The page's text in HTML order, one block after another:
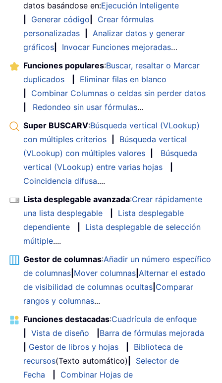
datos basándose en:Ejecución Inteligente
Generar código
Crear fórmulas
personalizadas
Analizar datos y generar
gráficos
Invocar Funciones mejoradas…
Funciones populares:Buscar, resaltar o Marcar
duplicados
Eliminar filas en blanco
Combinar Columnas o celdas sin perder datos
Redondeo sin usar fórmulas...
Super BUSCARV:Búsqueda vertical (VLookup)
con múltiples criterios
Búsqueda vertical
(VLookup) con múltiples valores
Búsqueda
vertical (VLookup) entre varias hojas
Coincidencia difusa....
Lista desplegable avanzada:Crear rápidamente
una lista desplegable
Lista desplegable
dependiente
Lista desplegable de selección
múltiple....
Gestor de columnas:Añadir un número específico
de columnas Mover columnas Alternar el estado
de visibilidad de columnas ocultas Comparar
rangos y columnas...
Funciones destacadas:Cuadrícula de enfoque
Vista de diseño
Barra de fórmulas mejorada
Gestor de libros y hojas
Biblioteca de
recursos(Texto automático)
Selector de
Fecha
Combinar Hojas de